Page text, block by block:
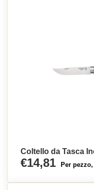
Coltello da Tasca
€14,81 Per